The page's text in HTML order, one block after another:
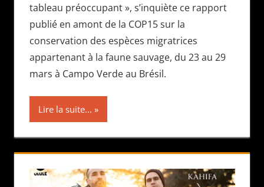
tableau préoccupant », s’inquiète ce rapport
publié en amont de la COP15 sur la
conservation des espèces migratrices
appartenant à la faune sauvage, du 23 au 29
mars à Campo Verde au Brésil.
Lire la suite...